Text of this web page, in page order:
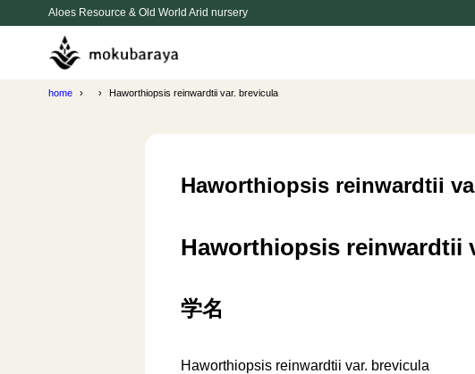
Aloes Resource & Old World Arid nursery
home Haworthiopsis reinwardtii var. brevicula
Haworthiopsis reinwardtii
Haworthiopsis reinwardtii
学名
Haworthiopsis reinwardtii var. brevicula